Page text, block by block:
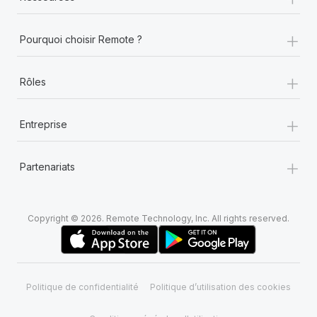
Pourquoi choisir Remote ? +
Rôles +
Entreprise +
Partenariats +
Copyright © 2026. Remote Technology, Inc. All rights reserved.
Politique de confidentialité Politique d’utilisation des cookies